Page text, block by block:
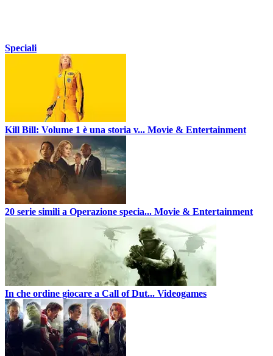
Speciali
Kill Bill: Volume 1 è una storia v... Movie & Entertainment
20 serie simili a Operazione specia... Movie & Entertainment
In che ordine giocare a Call of Dut... Videogames